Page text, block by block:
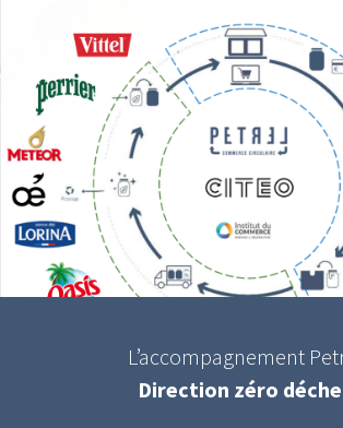
L’accompagnement
Direction zéro